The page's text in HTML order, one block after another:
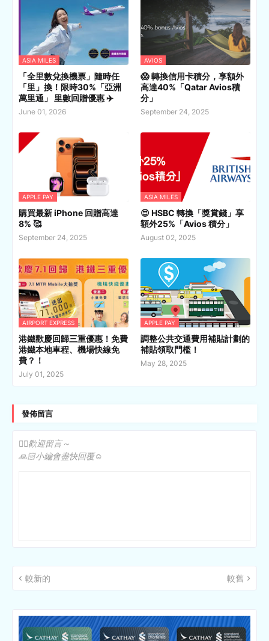
ASIA MILES
「全里數兌換機票」隨時任
「里」換！限時30%「亞洲
萬里通」 里數回贈優惠 ✈️
June 01, 2026
AVIOS
😱 轉換信用卡積分，享額外
高達40%「Qatar Avios積
分」
September 24, 2025
APPLE PAY
購買最新 iPhone 回贈高達
8% 🥰
September 24, 2025
ASIA MILES
😍 HSBC 轉換「獎賞錢」享
額外25%「Avios 積分」
August 02, 2025
AIRPORT EXPRESS
港鐵歡慶回歸三重優惠！免費
港鐵本地車程、機場快線免
費？！
July 01, 2025
APPLE PAY
調整公共交通費用補貼計劃的
補貼領取門檻！
May 28, 2025
發佈留言
✍🏻歡迎留言～
🙏🏻小編會盡快回覆☺️
較新的 較舊